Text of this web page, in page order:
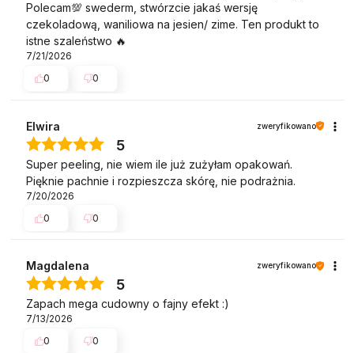
Polecam💯 swederm, stwórzcie jakaś wersję
czekoladową, waniliowa na jesien/ zime. Ten produkt to
istne szaleństwo 🔥
7/21/2026
0
0
Elwira zweryfikowano
5
Super peeling, nie wiem ile już zużyłam opakowań.
Pięknie pachnie i rozpieszcza skórę, nie podrażnia.
7/20/2026
0
0
Magdalena zweryfikowano
5
Zapach mega cudowny o fajny efekt :)
7/13/2026
0
0